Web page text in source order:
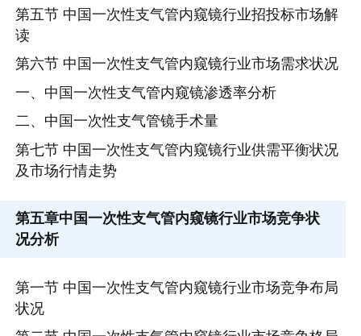
第五节 中国一次性支气管内窥镜行业招投标市场解
读
第六节 中国一次性支气管内窥镜行业市场需求状况
一、中国一次性支气管内窥镜渗透率分析
二、中国一次性支气管镜手术量
第七节 中国一次性支气管内窥镜行业供需平衡状况
及市场行情走势
第五章中国一次性支气管内窥镜行业市场竞争状
况分析
第一节 中国一次性支气管内窥镜行业市场竞争布局
状况